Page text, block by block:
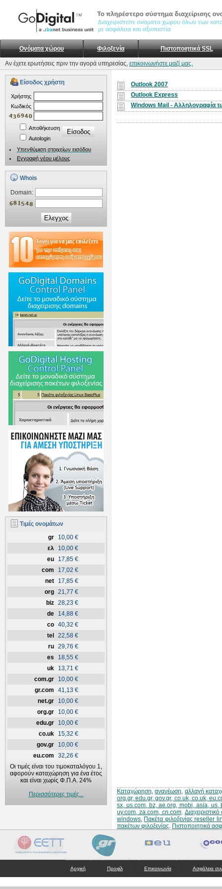
Ονόματα χώρου Φιλοξενία Πιστοποιητικά SSL
Αν έχετε ερωτήσεις πριν την αγορά υπηρεσίας, επικοινωνήστε μαζί μας.
Είσοδος χρήστη
Xρήστης
Kωδικός
Αποθήκευση
Autologin
Υπενθύμιση στοιχείων εισόδου
Εγγραφή νέου μέλους
Whois
Domain:
Ελεγχος
Τιμές ονομάτων
gr
10,00 €
ελ
10,00 €
eu
17,85 €
com
17,02 €
net
17,85 €
org 21,77 €
biz 28,23 €
de
14,88 €
co 40,32 €
tel
22,58 €
ru 29,76 €
es
18,55 €
uk
13,71 €
com.gr
10,00 €
gr.com
41,13 €
net.gr
10,00 €
org.gr
10,00 €
edu.gr
10,00 €
co.uk
15,32 €
gov.gr
10,00 €
eu.com
32,26 €
Οι τιμές είναι του τιμοκαταλόγου 1,
αφορούν καταχώρηση για ένα έτος
και είναι χωρίς Φ.Π.Α. 24%
Περισσότερες τιμές...
Outlook 2007
Outlook Express
Windows Mail - Αλληλογραφία
Καταχώρηση,ανανέωση, αλλαγή
org.gr, edu.gr, gov.gr, co.uk, co.uk,
sx, us.com, bz, ae.org, mobi, asia, us,
uy.com, za.com, cn.com.
windows, Πακέτα φιλοξενίας reseller
πακέτων φιλοξενίας. Πιστοποιητικά
Αρχική Προφίλ Επικοινωνία Ασφάλεια